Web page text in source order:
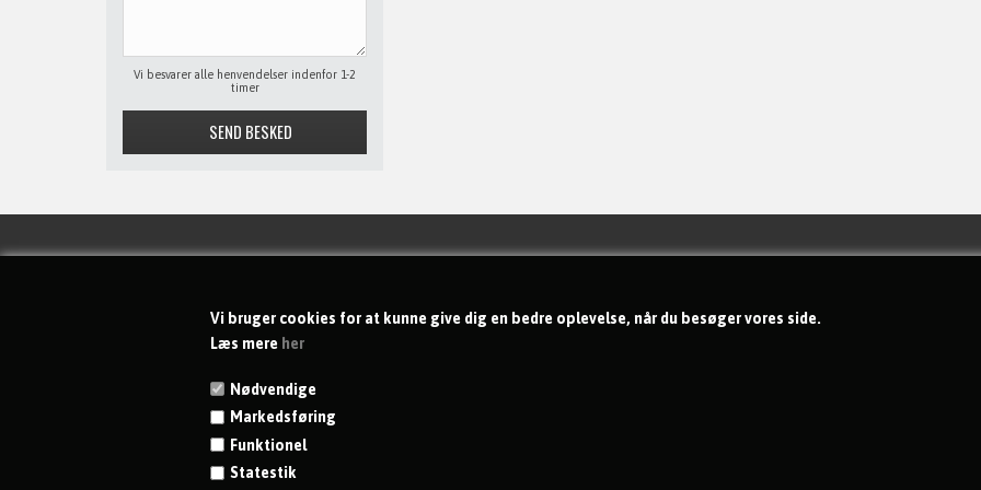
Vi bruger cookies for at kunne give dig en bedre oplevelse, når du besøger vores side.
Læs mere her
Nødvendige
Markedsføring
Funktionel
Statestik
Vi besvarer alle henvendelser indenfor 1-2
timer
dgs-shoppen ApS
DK-2765 Smørum
CVR 41846798
+45 23 96 86 29